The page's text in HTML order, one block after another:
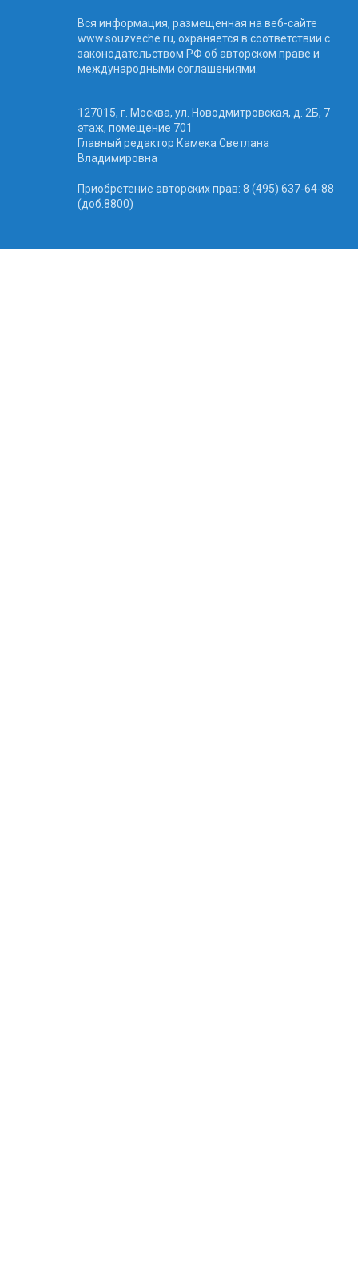
Вся информация, размещенная на веб-сайте
www.souzveche.ru, охраняется в соответствии с
законодательством РФ об авторском праве и
международными соглашениями.
127015, г. Москва, ул. Новодмитровская, д. 2Б, 7
этаж, помещение 701
Главный редактор Камека Светлана
Владимировна
Приобретение авторских прав: 8 (495) 637-64-88
(доб.8800)